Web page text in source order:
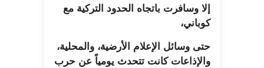
إلا وسافرت باتجاه الحدود التركية مع
كوباني،
حتى وسائل الإعلام الأرضية، والمحلية،
والإذاعات كانت تتحدث يومياً عن حرب